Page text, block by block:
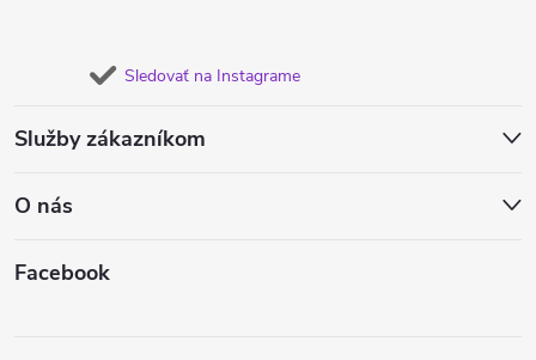
Sledovať na Instagrame
Služby zákazníkom
O nás
Facebook